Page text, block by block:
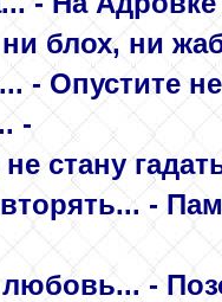
блох, ни
- Опустите
-
стану
-
-